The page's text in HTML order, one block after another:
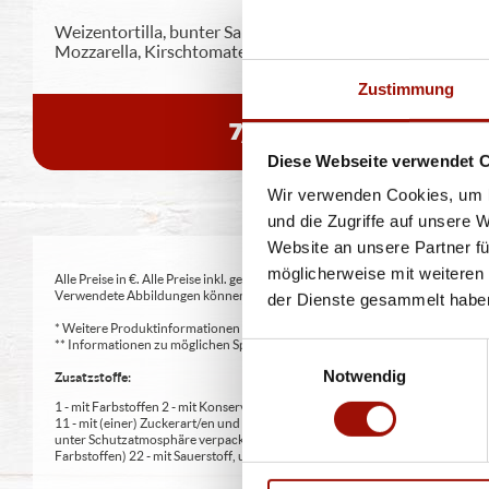
Zustimmung
Diese Webseite verwendet
Wir verwenden Cookies,
und die Zugriffe auf unsere
Website an unsere Partner
möglicherweise mit
der Dienste gesammelt
Einwilligungsauswahl
Notwendig
Weizentortilla, bunter Salatmix, Crème fraîche,
Mozzarella, Kirschtomaten, grüne
7,90 €
Alle Preise in €. Alle Preise inkl. gesetzl. MwSt. Alle Angaben zu
Verwendete Abbildungen können von den tatsächlich gelieferten
* Weitere Produktinformationen zu vorverpackten Lebensmitteln finden
** Informationen zu möglichen Spuren von Allergenen seitens unsere
Zusatzstoffe:
1 - mit Farbstoffen 2 - mit Konservierungsmittel 3 - mit Antioxidationsmittel
11 - mit (einer) Zuckerart/en und Süßungsmittel/n 12 - nur bei Tafelsüßen
unter Schutzatmosphäre verpackt 16 - chininhaltig 17 - koffeinhaltig 18 -
Farbstoffen) 22 - mit Sauerstoff, unter Hochdruck, farbstabilisierend (bei